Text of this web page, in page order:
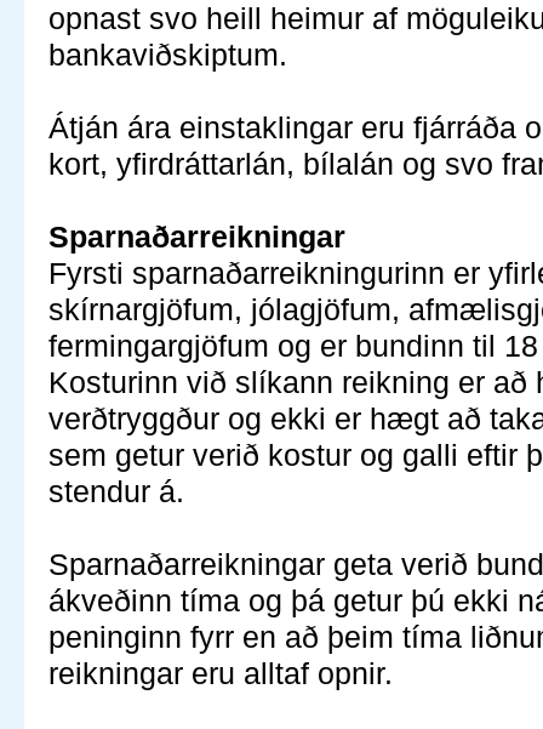
opnast svo heill heimur af
bankaviðskiptum.
Átján ára einstaklingar eru fjárráða
kort, yfirdráttarlán, bílalán og svo
Sparnaðarreikningar
Fyrsti sparnaðarreikningurinn er
skírnargjöfum, jólagjöfum,
fermingargjöfum og er bundinn til
Kosturinn við slíkann reikning er að
verðtryggður og ekki er hægt að
sem getur verið kostur og galli eftir
stendur á.
Sparnaðarreikningar geta verið
ákveðinn tíma og þá getur þú ekki
peninginn fyrr en að þeim tíma
reikningar eru alltaf opnir.